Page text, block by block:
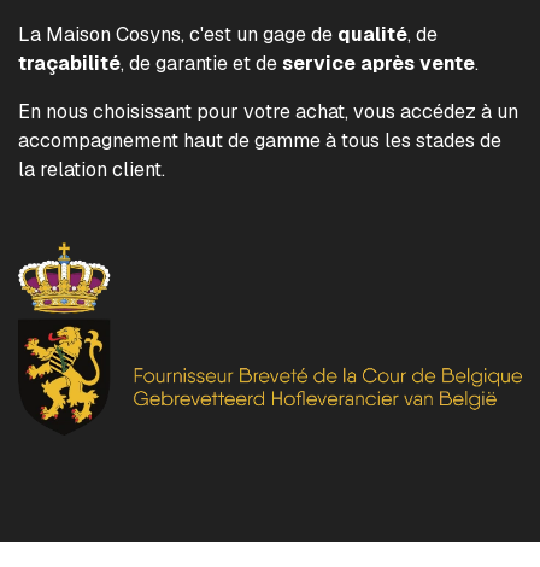
La Maison Cosyns, c'est un gage de qualité, de
traçabilité, de garantie et deservice après vente.
En nous choisissant pour votre achat, vous accédez à un
accompagnement haut de gamme à tous les stades de
la relation client.